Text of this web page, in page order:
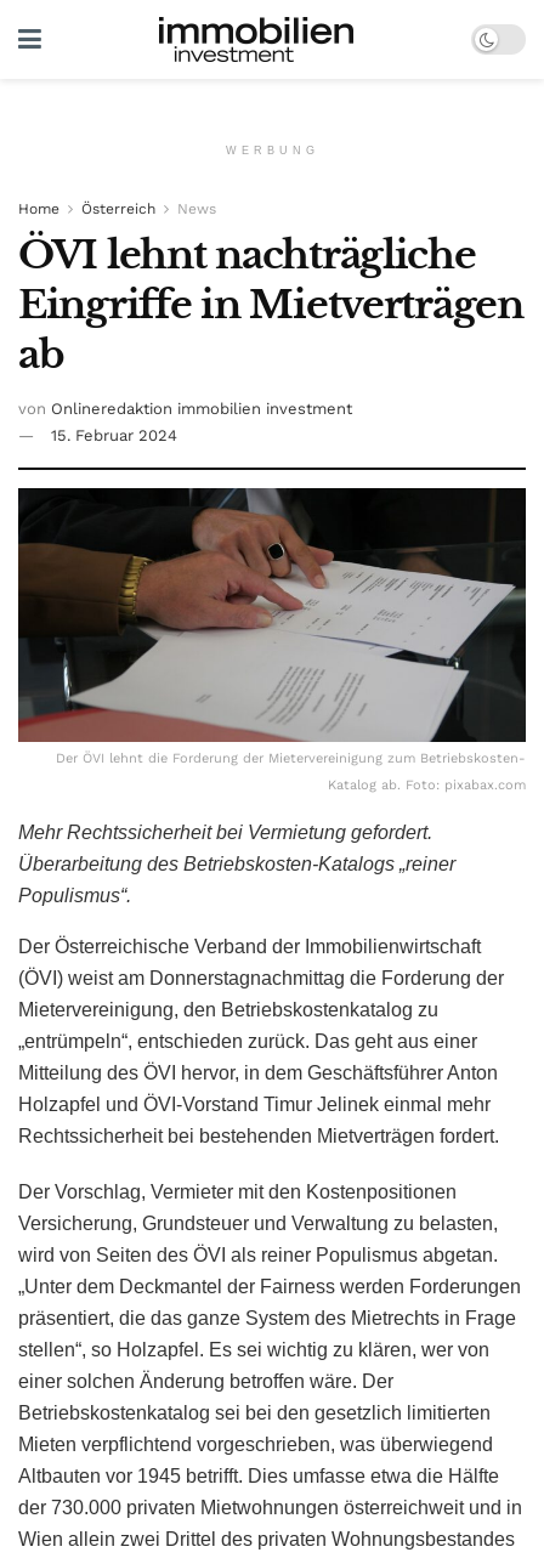
WERBUNG
Home Österreich News
ÖVI lehnt nachträgliche
Eingriffe in Mietverträgen
ab
von Onlineredaktion immobilien investment
15. Februar 2024
Der ÖVI lehnt die Forderung der Mietervereinigung zum Betriebskosten-
Katalog ab. Foto: pixabax.com
Mehr Rechtssicherheit bei Vermietung gefordert.
Überarbeitung des Betriebskosten-Katalogs „reiner
Populismus“.
Der Österreichische Verband der Immobilienwirtschaft
(ÖVI) weist am Donnerstagnachmittag die Forderung der
Mietervereinigung, den Betriebskostenkatalog zu
„entrümpeln“, entschieden zurück. Das geht aus einer
Mitteilung des ÖVI hervor, in dem Geschäftsführer Anton
Holzapfel und ÖVI-Vorstand Timur Jelinek einmal mehr
Rechtssicherheit bei bestehenden Mietverträgen fordert.
Der Vorschlag, Vermieter mit den Kostenpositionen
Versicherung, Grundsteuer und Verwaltung zu belasten,
wird von Seiten des ÖVI als reiner Populismus abgetan.
„Unter dem Deckmantel der Fairness werden Forderungen
präsentiert, die das ganze System des Mietrechts in Frage
stellen“, so Holzapfel. Es sei wichtig zu klären, wer von
einer solchen Änderung betroffen wäre. Der
Betriebskostenkatalog sei bei den gesetzlich limitierten
Mieten verpflichtend vorgeschrieben, was überwiegend
Altbauten vor 1945 betrifft. Dies umfasse etwa die Hälfte
der 730.000 privaten Mietwohnungen österreichweit und in
Wien allein zwei Drittel des privaten Wohnungsbestandes